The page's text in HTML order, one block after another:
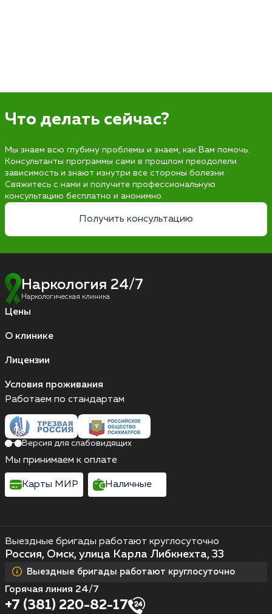
Что делать сейчас?
Мы знаем всю глубину проблемы и знаем, как Вам помочь.
Консультанты программы сами в прошлом преодолели
зависимость и знают изнутри все стороны болезни.
Свяжитесь с нами и получите профессиональную
консультацию бесплатно и анонимно.
Получить консультацию
Наркология 24/7
Наркологическая клиника
Цены
О клинике
Лицензии
Условия проживания
Выездные бригады работают круглосуточно
Россия, Омск, улица Карла Либкнехта, 33
Выездные бригады работают круглосуточно
Горячая линия 24/7
+7 (381) 220-82-17
Работаем по стандартам
Версия для слабовидящих
Мы принимаем к оплате
Карты МИР Наличные